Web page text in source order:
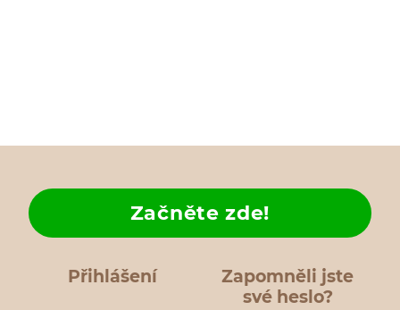
Přihlášení
Zapomněli jste
své heslo?
Začněte zde!